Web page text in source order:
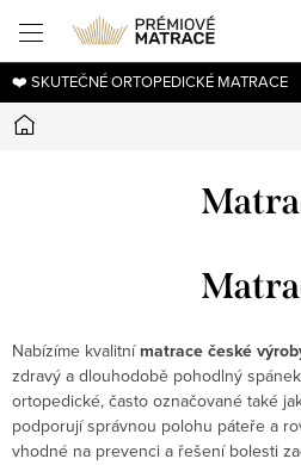
obsah
❤️ SKUTEČNÉ ORTOPEDICKÉ MATRACE
Domů
Nabízíme kvalitní matrace české
zdravý a dlouhodobě pohodlný
ortopedické, často označované také
podporují správnou polohu páteře a
vhodné na prevenci a řešení bolesti